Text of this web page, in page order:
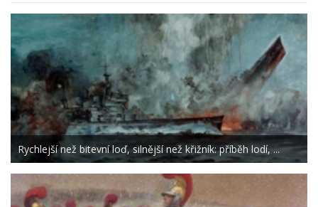
Rychlejší než bitevní loď, silnější než křižník: příběh lodí, ...